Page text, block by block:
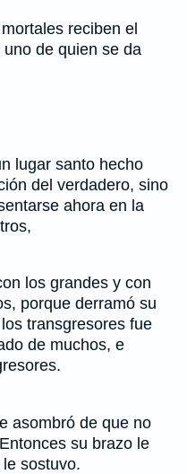
reciben el
uno de quien se da
lugar santo hecho
del verdadero, sino
ahora en la
los grandes y con
porque derramó su
transgresores fue
de muchos, e
asombró de que no
su brazo le
sostuvo.